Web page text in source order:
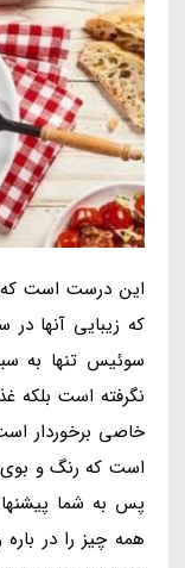
این درست است که
که زیبایی آنها در
سوئیس تنها به
نگرفته است بلکه
خاصی برخوردار
است که رنگ و بوی
پس به شما
همه چیز را در